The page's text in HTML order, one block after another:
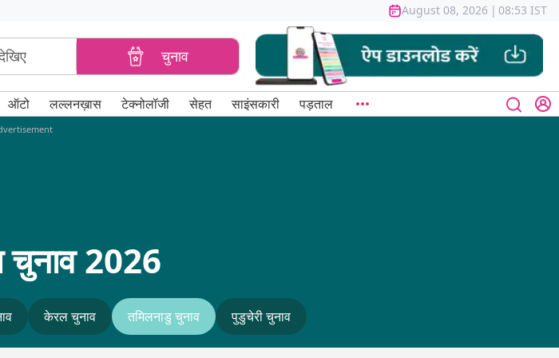
August 08, 2026 | 08:53 IST
चुनाव
ऑटो लल्लनख़ास टेक्नोलॉजी सेहत साइंसकारी पड़ताल
चुनाव 2026
केरल चुनाव तमिलनाडु चुनाव पुडुचेरी चुनाव